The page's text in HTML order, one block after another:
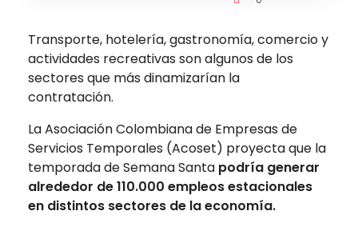
Transporte, hotelería, gastronomía, comercio y
actividades recreativas son algunos de los
sectores que más dinamizarían la
contratación.
La Asociación Colombiana de Empresas de
Servicios Temporales (Acoset) proyecta que la
temporada de Semana Santa podría generar
alrededor de 110.000 empleos estacionales
en distintos sectores de la economía.